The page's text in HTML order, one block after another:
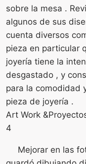
sobre la mesa .
algunos de sus
cuenta diversos
pieza en particular
joyería tiene la
desgastado , y
para la comodidad
pieza de joyería .
Art Work
4
Mejorar en las